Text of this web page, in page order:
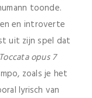
toonde.
en introverte
uit zijn spel dat
Toccata opus 7
zoals je het
lyrisch van